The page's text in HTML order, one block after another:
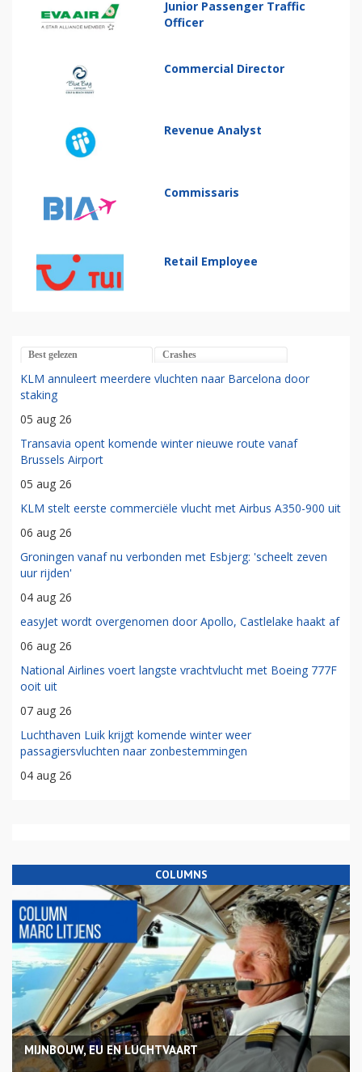
Junior Passenger Traffic
Officer
Commercial Director
Revenue Analyst
Commissaris
Retail Employee
Best gelezen Crashes
KLM annuleert meerdere vluchten naar Barcelona door
staking
05 aug 26
Transavia opent komende winter nieuwe route vanaf
Brussels Airport
05 aug 26
KLM stelt eerste commerciële vlucht met Airbus A350-900 uit
06 aug 26
Groningen vanaf nu verbonden met Esbjerg: 'scheelt zeven
uur rijden'
04 aug 26
easyJet wordt overgenomen door Apollo, Castlelake haakt af
06 aug 26
National Airlines voert langste vrachtvlucht met Boeing 777F
ooit uit
07 aug 26
Luchthaven Luik krijgt komende winter weer
passagiersvluchten naar zonbestemmingen
04 aug 26
COLUMNS
MIJNBOUW, EU EN LUCHTVAART